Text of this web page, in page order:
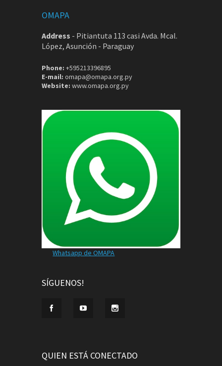
OMAPA
Address - Pitiantuta 113 casi Avda. Mcal.
López, Asunción - Paraguay
Phone: +595213396895
E-mail: omapa@omapa.org.py
Website: www.omapa.org.py
Whatsapp de OMAPA
SÍGUENOS!
QUIEN ESTÁ CONECTADO